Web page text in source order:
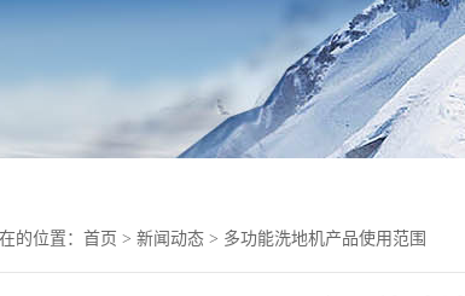
的位置： 首页 > 新闻动态 > 多功能洗地机产品使用范围